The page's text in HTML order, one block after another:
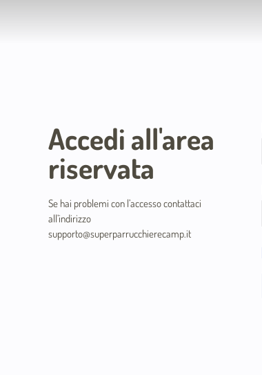
Accedi all'area
riservata
Se hai problemi con l’accesso contattaci
all’indirizzo
supporto@superparrucchierecamp.it